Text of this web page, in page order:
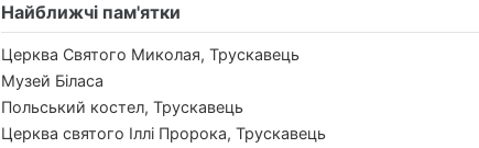
Найближчі пам'ятки
Церква Святого Миколая, Трускавець
Музей Біласа
Польський костел, Трускавець
Церква святого Іллі Пророка, Трускавець